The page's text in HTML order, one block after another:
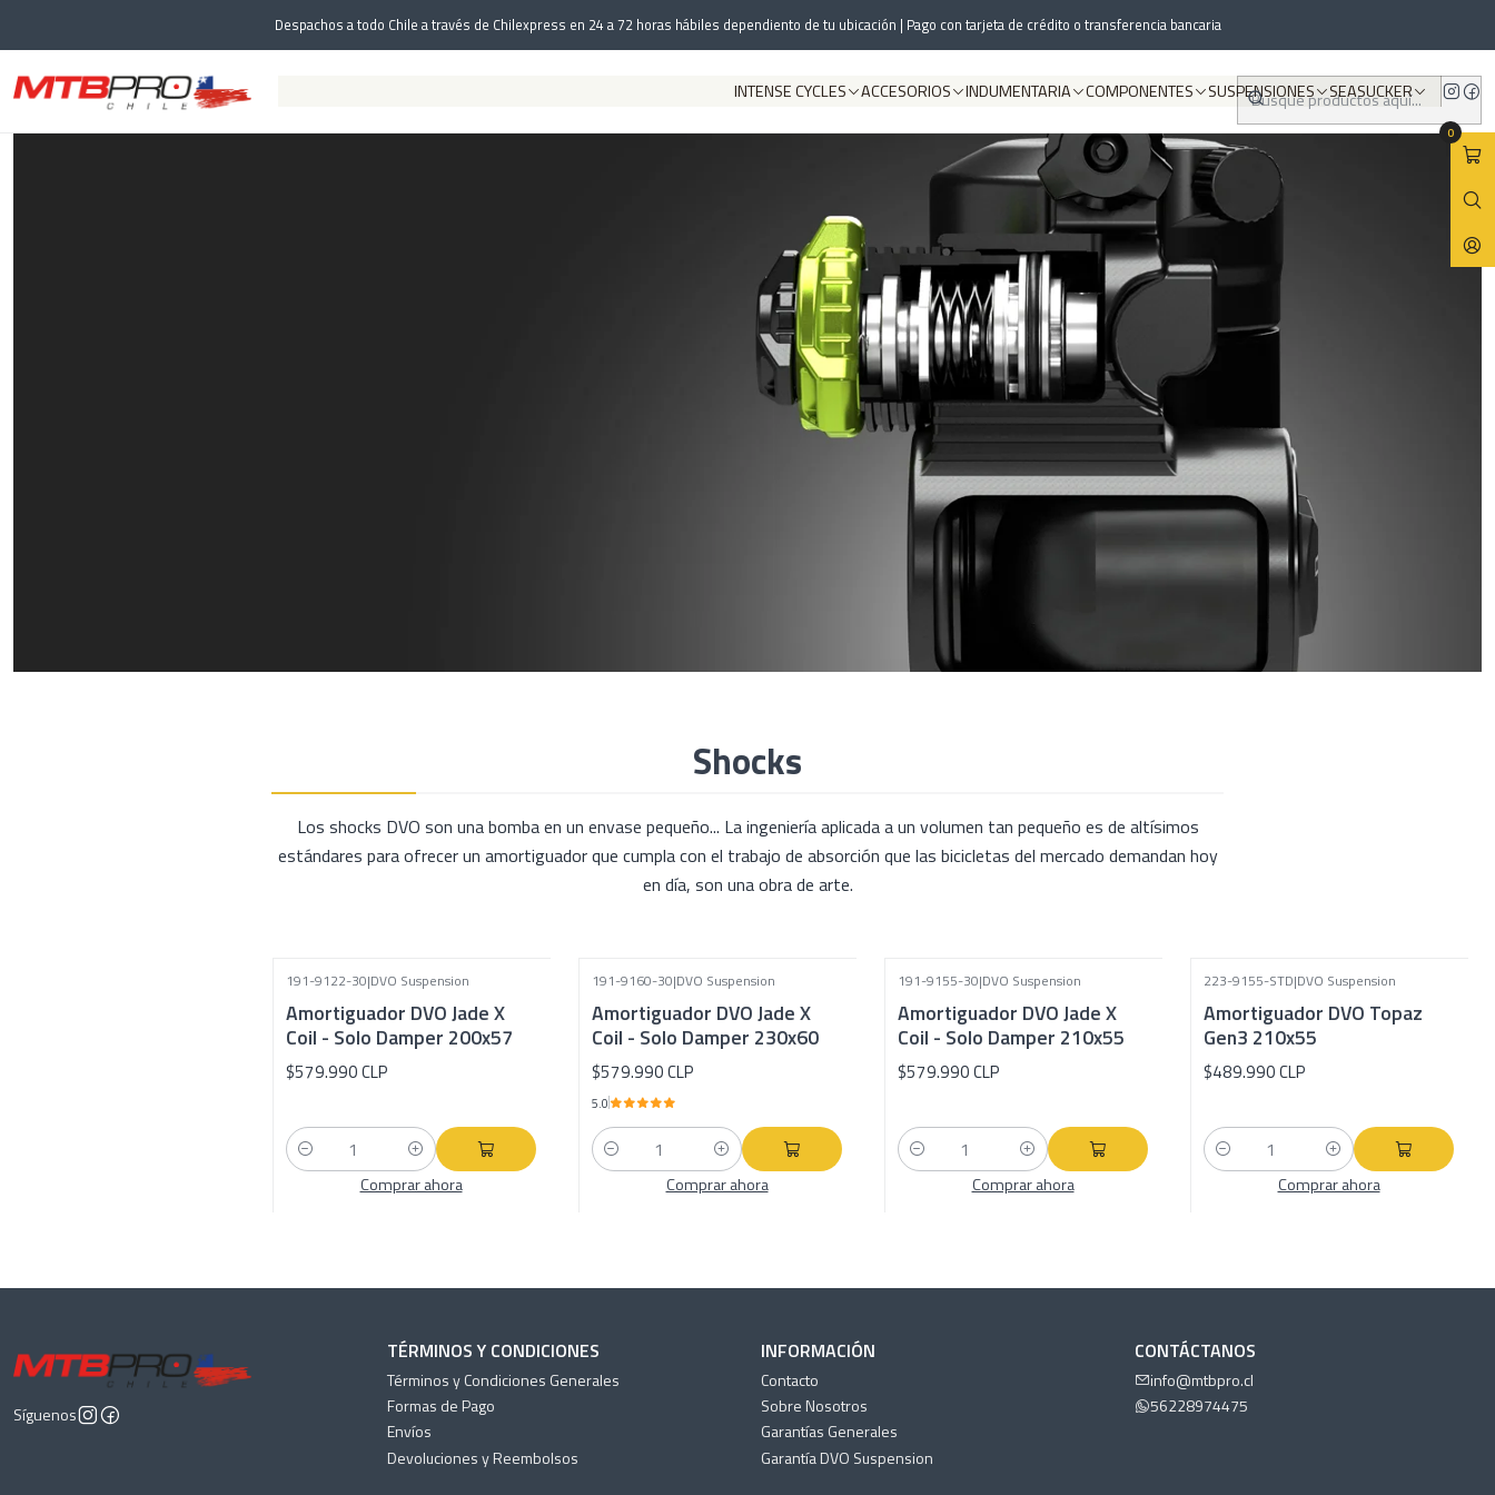
INTENSE CYCLES ACCESORIOS INDUMENTARIA COMPONENTES SUSPENSIONES SEASUCKER
0
Despachos a todo Chile a través de Chilexpress en 24 a 72 horas hábiles dependiento de tu ubicación | Pago con tarjeta de crédito o transferencia bancaria
Inicio DVO Suspension Shocks
Shocks
Los shocks DVO son una bomba en un envase pequeño... La ingeniería aplicada a un volumen tan pequeño es de altísimos
estándares para ofrecer un amortiguador que cumpla con el trabajo de absorción que las bicicletas del mercado demandan hoy
en día, son una obra de arte.
191-9122-30|DVO Suspension
Amortiguador DVO Jade X
Coil - Solo Damper 200x57
$579.990 CLP
Cantidad
Comprar ahora
191-9160-30|DVO Suspension
Amortiguador DVO Jade X
Coil - Solo Damper 230x60
$579.990 CLP
5.0
Cantidad
Comprar ahora
191-9155-30|DVO Suspension
Amortiguador DVO Jade X
Coil - Solo Damper 210x55
$579.990 CLP
Cantidad
Comprar ahora
223-9155-STD|DVO Suspension
Amortiguador DVO Topaz
Gen3 210x55
$489.990 CLP
Cantidad
Comprar ahora
Síguenos
TÉRMINOS Y CONDICIONES
Términos y Condiciones Generales
Formas de Pago
Envíos
Devoluciones y Reembolsos
INFORMACIÓN
Contacto
Sobre Nosotros
Garantías Generales
Garantía DVO Suspension
CONTÁCTANOS
info@mtbpro.cl
56228974475